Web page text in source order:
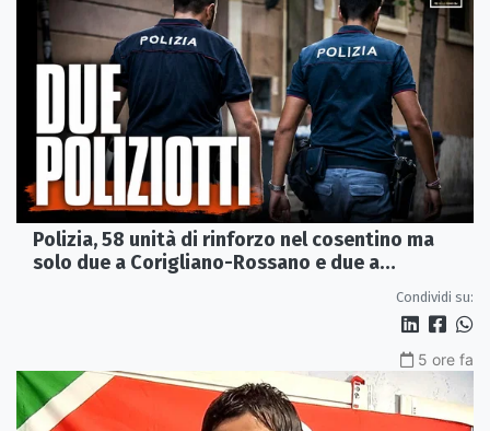
Polizia, 58 unità di rinforzo nel cosentino ma
solo due a Corigliano-Rossano e due a
Condividi su:
5 ore fa